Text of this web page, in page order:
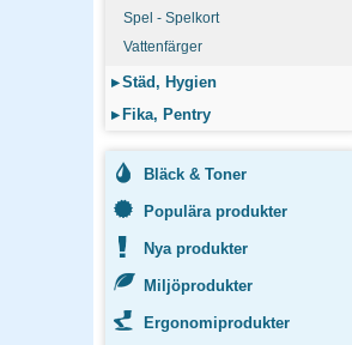
Spel - Spelkort
Vattenfärger
▸Städ, Hygien
▸ Fika, Pentry
Bläck & Toner
Populära produkter
Nya produkter
Miljöprodukter
Ergonomiprodukter